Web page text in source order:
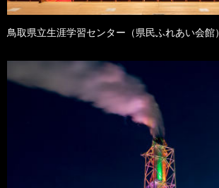
鳥取県立生涯学習センター（県民ふれあい会館）